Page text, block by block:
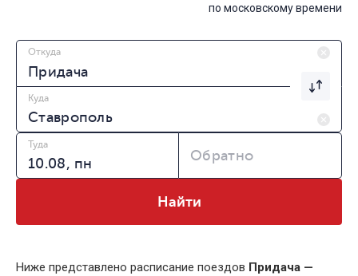
по московскому времени
Откуда
Куда
Туда
Обратно
Найти
Ниже представлено расписание поездов Придача —